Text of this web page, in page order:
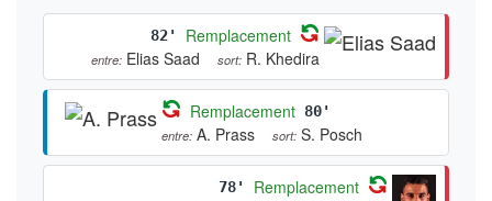
82' Remplacement
entre: Elias Saad sort: R. Khedira
Remplacement 80'
entre: A. Prass sort: S. Posch
78' Remplacement